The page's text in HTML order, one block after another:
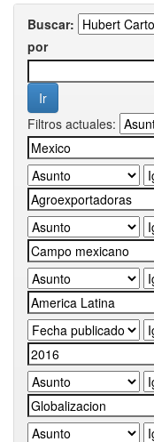
Buscar:
por
Filtros actuales: